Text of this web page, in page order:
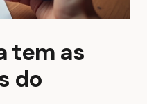
tem as
do